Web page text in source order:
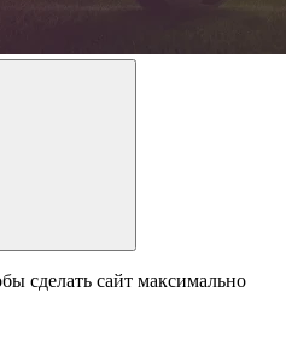
сделать сайт максимально